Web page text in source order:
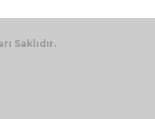
Saklıdır.